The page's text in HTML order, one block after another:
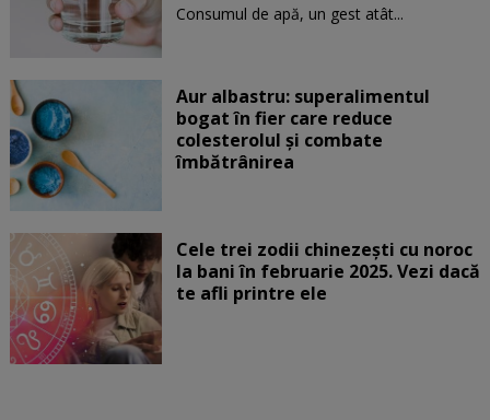
Consumul de apă, un gest atât...
Aur albastru: superalimentul
bogat în fier care reduce
colesterolul și combate
îmbătrânirea
Cele trei zodii chinezești cu noroc
la bani în februarie 2025. Vezi dacă
te afli printre ele